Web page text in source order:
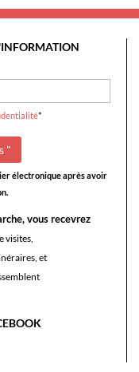
*
électronique après avoir
vous recevrez
visites,
et